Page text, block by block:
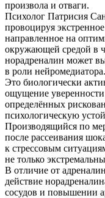
произвола и отваги.
Психолог Патрисия
провоцируя
направленное на
окружающей средой в
норадреналин может
в роли нейромедиатора.
Это биологически
ощущение
определённых
психологическую
Производящийся по
после рассеивания
к стрессовым
не только
В отличие от
действие
сосудов и повышении